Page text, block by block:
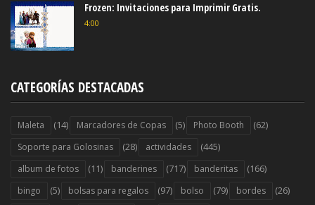
Frozen: Invitaciones para Imprimir Gratis.
4:00
CATEGORÍAS DESTACADAS
Maleta (14) Marcadores de Copas (5) Photo Booth (62)
Soporte para Golosinas (28) actividades (445)
album de fotos (11) banderines (717) banderitas (166)
bingo (5) bolsas para regalos (97) bolso (79) bordes (26)